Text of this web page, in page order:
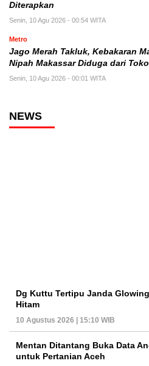
Diterapkan
Senin, 10 Agu 2026 - 00:54 WITA
Metro
Jago Merah Takluk, Kebakaran
Nipah Makassar Diduga dari
Senin, 10 Agu 2026 - 00:01 WITA
NEWS
Dg Kuttu Tertipu Janda
Hitam
10 Agustus 2026 | 15:10 WIB
Mentan Ditantang Buka Data
untuk Pertanian Aceh